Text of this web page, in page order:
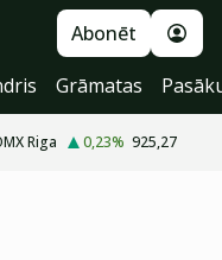
Abonēt
Grāmatas
Riga 0,23% 925,27